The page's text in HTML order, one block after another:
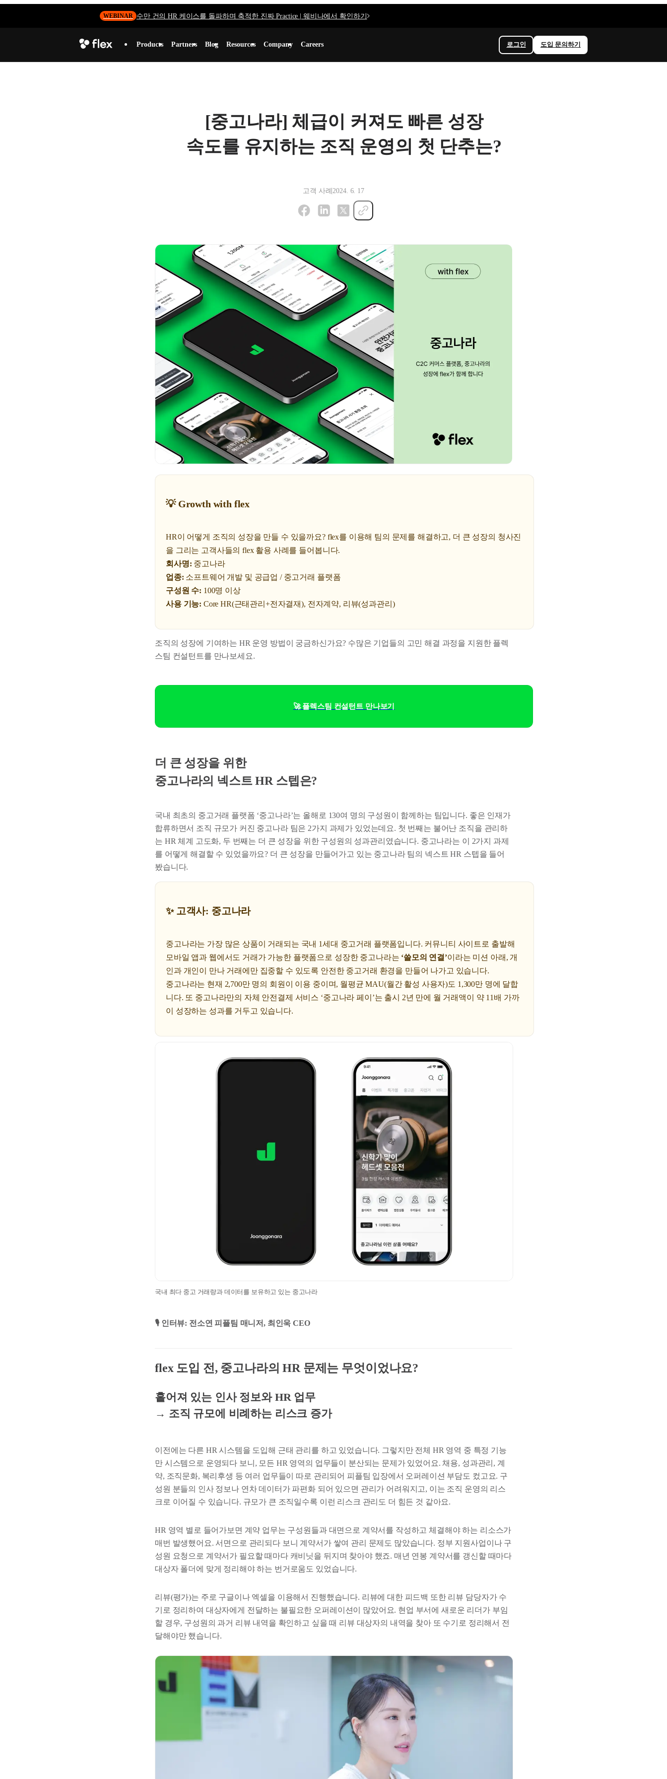
WEBINAR 수만 건의 HR 케이스를 돌파하며 축적한 진짜 Practice | 웨비나에서 확인하기
Products Partners Blog Resources Company Careers 로그인 도입 문의하기
[중고나라] 체급이 커져도 빠른 성장
속도를 유지하는 조직 운영의 첫 단추는?
고객 사례 2024. 6. 17
💡 Growth with flex
HR이 어떻게 조직의 성장을 만들 수 있을까요? flex를 이용해 팀의 문제를 해결하고, 더 큰 성장의 청사진
을 그리는 고객사들의 flex 활용 사례를 들어봅니다.
회사명: 중고나라
업종: 소프트웨어 개발 및 공급업 / 중고거래 플랫폼
구성원 수: 100명 이상
사용 기능: Core HR(근태관리+전자결재), 전자계약, 리뷰(성과관리)
조직의 성장에 기여하는 HR 운영 방법이 궁금하신가요? 수많은 기업들의 고민 해결 과정을 지원한 플렉
스팀 컨설턴트를 만나보세요.
🚀 플렉스팀 컨설턴트 만나보기
더 큰 성장을 위한
중고나라의 넥스트 HR 스텝은?
국내 최초의 중고거래 플랫폼 ‘중고나라’는 올해로 130여 명의 구성원이 함께하는 팀입니다. 좋은 인재가
합류하면서 조직 규모가 커진 중고나라 팀은 2가지 과제가 있었는데요. 첫 번째는 불어난 조직을 관리하
는 HR 체계 고도화, 두 번째는 더 큰 성장을 위한 구성원의 성과관리였습니다. 중고나라는 이 2가지 과제
를 어떻게 해결할 수 있었을까요? 더 큰 성장을 만들어가고 있는 중고나라 팀의 넥스트 HR 스텝을 들어
봤습니다.
✨ 고객사: 중고나라
중고나라는 가장 많은 상품이 거래되는 국내 1세대 중고거래 플랫폼입니다. 커뮤니티 사이트로 출발해
모바일 앱과 웹에서도 거래가 가능한 플랫폼으로 성장한 중고나라는 ‘쓸모의 연결’이라는 미션 아래, 개
인과 개인이 만나 거래에만 집중할 수 있도록 안전한 중고거래 환경을 만들어 나가고 있습니다.
중고나라는 현재 2,700만 명의 회원이 이용 중이며, 월평균 MAU(월간 활성 사용자)도 1,300만 명에 달합
니다. 또 중고나라만의 자체 안전결제 서비스 ‘중고나라 페이’는 출시 2년 만에 월 거래액이 약 11배 가까
이 성장하는 성과를 거두고 있습니다.
국내 최다 중고 거래량과 데이터를 보유하고 있는 중고나라
🎙️ 인터뷰: 전소연 피플팀 매니저, 최인욱 CEO
flex 도입 전, 중고나라의 HR 문제는 무엇이었나요?
흩어져 있는 인사 정보와 HR 업무
→ 조직 규모에 비례하는 리스크 증가
이전에는 다른 HR 시스템을 도입해 근태 관리를 하고 있었습니다. 그렇지만 전체 HR 영역 중 특정 기능
만 시스템으로 운영되다 보니, 모든 HR 영역의 업무들이 분산되는 문제가 있었어요. 채용, 성과관리, 계
약, 조직문화, 복리후생 등 여러 업무들이 따로 관리되어 피플팀 입장에서 오퍼레이션 부담도 컸고요. 구
성원 분들의 인사 정보나 연차 데이터가 파편화 되어 있으면 관리가 어려워지고, 이는 조직 운영의 리스
크로 이어질 수 있습니다. 규모가 큰 조직일수록 이런 리스크 관리도 더 힘든 것 같아요.
HR 영역 별로 들어가보면 계약 업무는 구성원들과 대면으로 계약서를 작성하고 체결해야 하는 리소스가
매번 발생했어요. 서면으로 관리되다 보니 계약서가 쌓여 관리 문제도 많았습니다. 정부 지원사업이나 구
성원 요청으로 계약서가 필요할 때마다 캐비닛을 뒤지며 찾아야 했죠. 매년 연봉 계약서를 갱신할 때마다
대상자 폴더에 맞게 정리해야 하는 번거로움도 있었습니다.
리뷰(평가)는 주로 구글이나 엑셀을 이용해서 진행했습니다. 리뷰에 대한 피드백 또한 리뷰 담당자가 수
기로 정리하여 대상자에게 전달하는 불필요한 오퍼레이션이 많았어요. 현업 부서에 새로운 리더가 부임
할 경우, 구성원의 과거 리뷰 내역을 확인하고 싶을 때 리뷰 대상자의 내역을 찾아 또 수기로 정리해서 전
달해야만 했습니다.